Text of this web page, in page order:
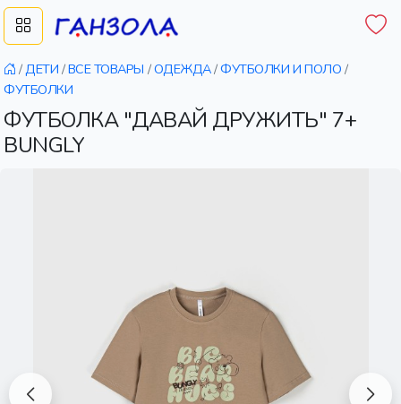
/ДЕТИ /ВСЕ ТОВАРЫ /ОДЕЖДА/ФУТБОЛКИ И ПОЛО /
ФУТБОЛКИ
ФУТБОЛКА "ДАВАЙ ДРУЖИТЬ" 7+
BUNGLY